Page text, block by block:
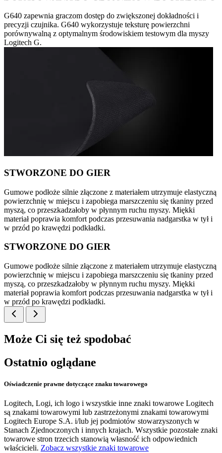
G640 zapewnia graczom dostęp do zwiększonej dokładności i
precyzji czujnika. G640 wykorzystuje teksturę powierzchni
porównywalną z optymalnym środowiskiem testowym dla myszy
Logitech G.
STWORZONE DO GIER
Gumowe podłoże silnie złączone z materiałem utrzymuje elastyczną
powierzchnię w miejscu i zapobiega marszczeniu się tkaniny przed
myszą, co przeszkadzałoby w płynnym ruchu myszy. Miękki
materiał poprawia komfort podczas przesuwania nadgarstka w tył i
w przód po krawędzi podkładki.
STWORZONE DO GIER
Gumowe podłoże silnie złączone z materiałem utrzymuje elastyczną
powierzchnię w miejscu i zapobiega marszczeniu się tkaniny przed
myszą, co przeszkadzałoby w płynnym ruchu myszy. Miękki
materiał poprawia komfort podczas przesuwania nadgarstka w tył i
w przód po krawędzi podkładki.
Może Ci się też spodobać
Ostatnio oglądane
Oświadczenie prawne dotyczące znaku towarowego
Logitech, Logi, ich logo i wszystkie inne znaki towarowe Logitech
są znakami towarowymi lub zastrzeżonymi znakami towarowymi
Logitech Europe S.A. i/lub jej podmiotów stowarzyszonych w
Stanach Zjednoczonych i innych krajach. Wszystkie pozostałe znaki
towarowe stron trzecich stanowią własność ich odpowiednich
właścicieli. Zobacz wszystkie znaki towarowe